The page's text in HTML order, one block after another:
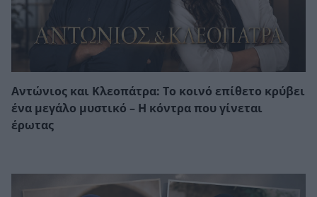
Αντώνιος και Κλεοπάτρα: Το κοινό επίθετο κρύβει
ένα μεγάλο μυστικό – Η κόντρα που γίνεται
έρωτας